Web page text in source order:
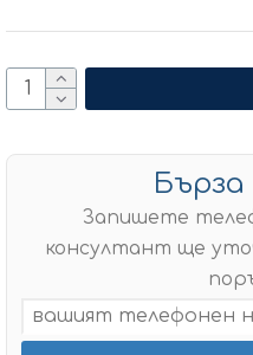
Бърза
Запишете
консултант ще